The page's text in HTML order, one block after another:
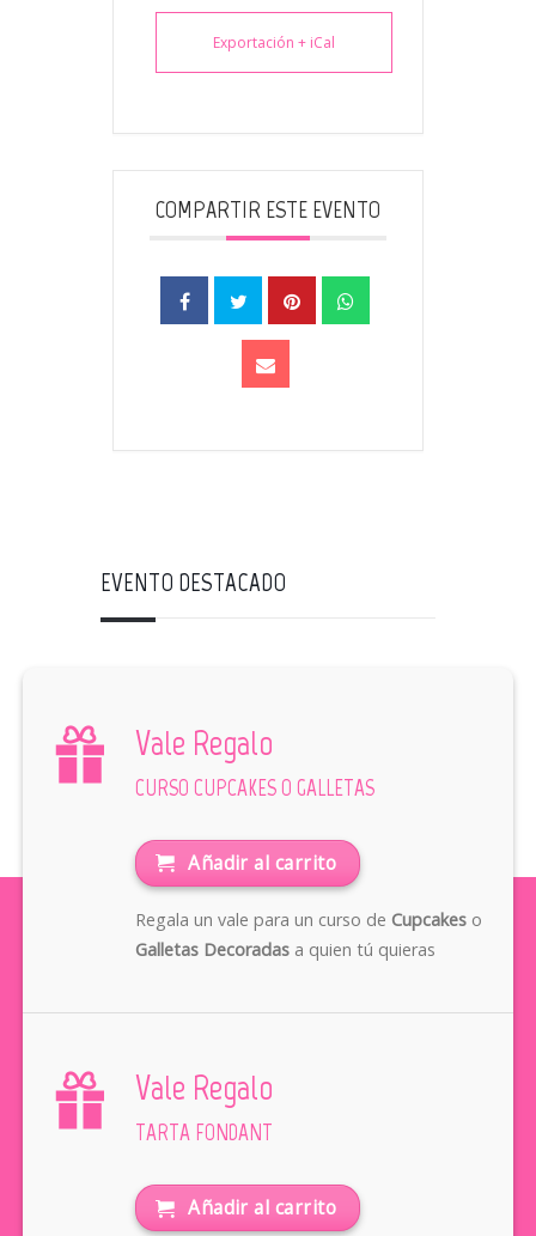
Exportación + iCal
COMPARTIR ESTE EVENTO
EVENTO DESTACADO
Vale Regalo
CURSO CUPCAKES O GALLETAS
Añadir al carrito
Regala un vale para un curso de Cupcakeso
Galletas Decoradasa quien tú quieras
Vale Regalo
TARTA FONDANT
Añadir al carrito